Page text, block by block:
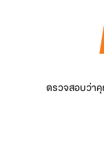
ตรวจสอบว่า